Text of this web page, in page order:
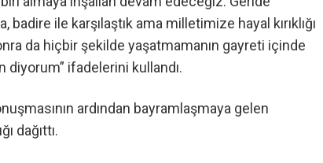
badire ile karşılaştık ama milletimize hayal kırıklığı
da hiçbir şekilde yaşatmamanın gayreti içinde
diyorum” ifadelerini kullandı.
ardından bayramlaşmaya gelen
dağıttı.